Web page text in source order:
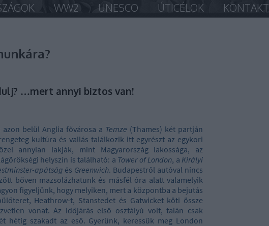
WW2 UNESCO ÚTICÉLOK KONTAKT
…mert annyi biztos van!
belül Anglia fővárosa a Temze (Thames) két partján
kultúra és vallás találkozik itt egyrészt az egykori
annyian lakják, mint Magyarország lakossága, az
helyszín is található: a Tower of London, a Királyi
apátság és Greenwich. Budapestről autóval nincs
bőven mazsolázhatunk és másfél óra alatt valamelyik
figyeljünk, hogy melyiken, mert a központba a bejutás
Heathrow-t, Stanstedet és Gatwicket köti össze
vonat. Az időjárás első osztályú volt, talán csak
hétig szakadt az eső. Gyerünk, keressük meg London